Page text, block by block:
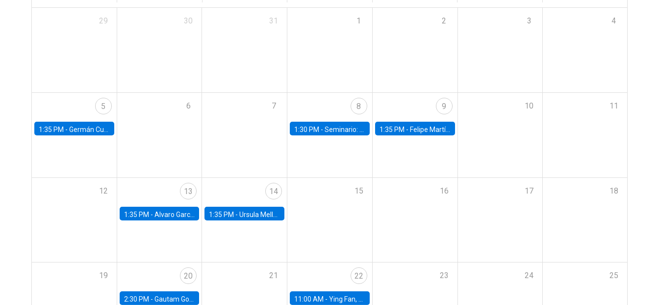
29 30 31 1 2 3 4
5
1:35 PM - Germán Cubas, University of Houston
6 7 8
1:30 PM -Seminario: “Recuperando la humanidad para progresar en la era de la IA»
9
1:35 PM - Felipe Martínez, alumno Doctorado en Economía UC
10 11
12 13
1:35 PM - Alvaro Garcia-Marin, Universidad de Los Andes
14
1:35 PM -Ursula Mello, Insper - Institute of Education and Research
15 16 17 18
19 20
2:30 PM - Gautam Gowrisankaran, Columbia University
21 22
11:00 AM -Ying Fan, University of Michigan
23 24 25